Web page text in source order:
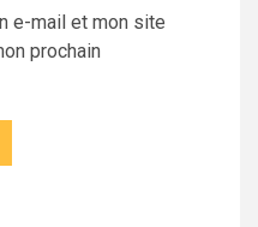
e-mail et mon site
prochain